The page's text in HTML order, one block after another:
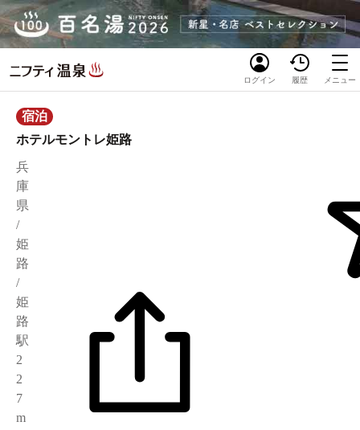
ログイン 履歴 メニュー
宿泊
ホテルモントレ姫路
兵
庫
県
/
姫
路
/
姫
路
駅
2
2
7
m